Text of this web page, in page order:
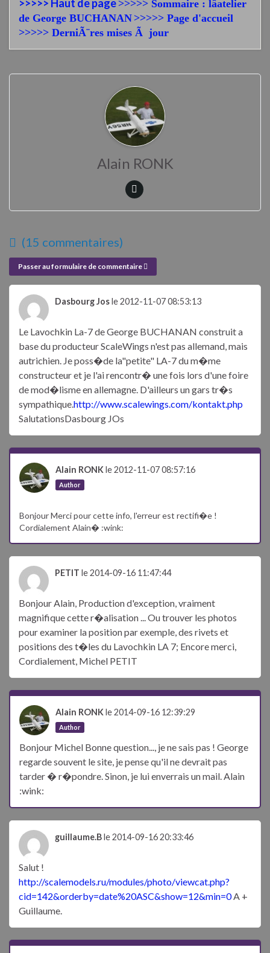
>>>>> Haut de page >>>>> Sommaire : lâatelier
de George BUCHANAN >>>>> Page d'accueil
>>>>> DerniÃ¨res mises Ã jour
Alain RONK
(15 commentaires)
Passer au formulaire de commentaire
Dasbourg Josle 2012-11-07 08:53:13
Le Lavochkin La-7 de George BUCHANAN construit a
base du producteur ScaleWings n'est pas allemand, mais
autrichien. Je poss�de la"petite" LA-7 du m�me
constructeur et je l'ai rencontr� une fois lors d'une foire
de mod�lisme en allemagne. D'ailleurs un gars tr�s
sympathique.http://www.scalewings.com/kontakt.php
SalutationsDasbourg JOs
Alain RONKle 2012-11-07 08:57:16
Author
Bonjour Merci pour cette info, l'erreur est rectifi�e !
Cordialement Alain� :wink:
PETIT le 2014-09-16 11:47:44
Bonjour Alain, Production d'exception, vraiment
magnifique cette r�alisation ... Ou trouver les photos
pour examiner la position par exemple, des rivets et
positions des t�les du Lavochkin LA 7; Encore merci,
Cordialement, Michel PETIT
Alain RONKle 2014-09-16 12:39:29
Author
Bonjour Michel Bonne question..., je ne sais pas ! George
regarde souvent le site, je pense qu'il ne devrait pas
tarder � r�pondre. Sinon, je lui enverrais un mail. Alain
:wink:
guillaume.Ble 2014-09-16 20:33:46
Salut !
http://scalemodels.ru/modules/photo/viewcat.php?
cid=142&orderby=date%20ASC&show=12&min=0A +
Guillaume.